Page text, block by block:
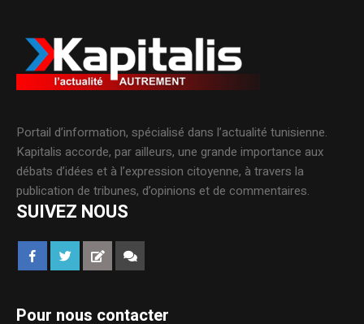
Portail d’information, spécialisé dans l’actualité tunisienne.
Kapitalis accorde, par ailleurs, une grande importance aux
débats d’idées et à l’expression citoyenne, à travers la
publication de tribunes, d’opinions et de commentaires.
SUIVEZ NOUS
Pour nous contacter